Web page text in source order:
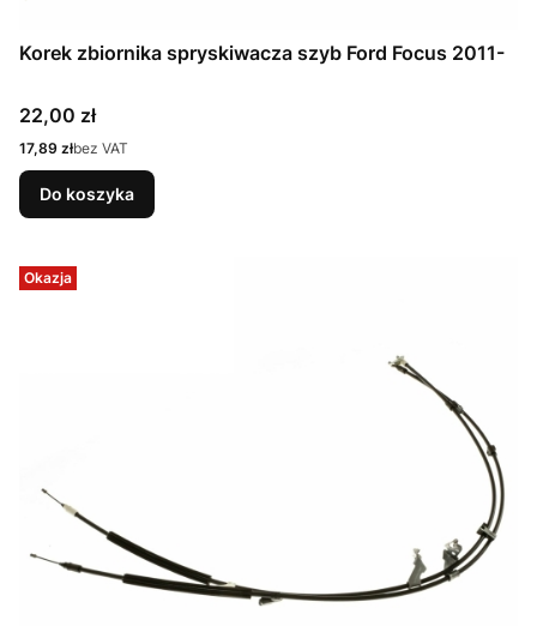
Korek zbiornika spryskiwacza szyb Ford Focus 2011-
Cena
22,00 zł
Cena
17,89 złbez VAT
Do koszyka
Okazja